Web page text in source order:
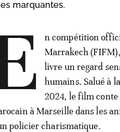
marquantes.
n compétition
Marrakech
livre un regard
humains. Salué à
2024, le film
à Marseille dans les
policier charismatique.